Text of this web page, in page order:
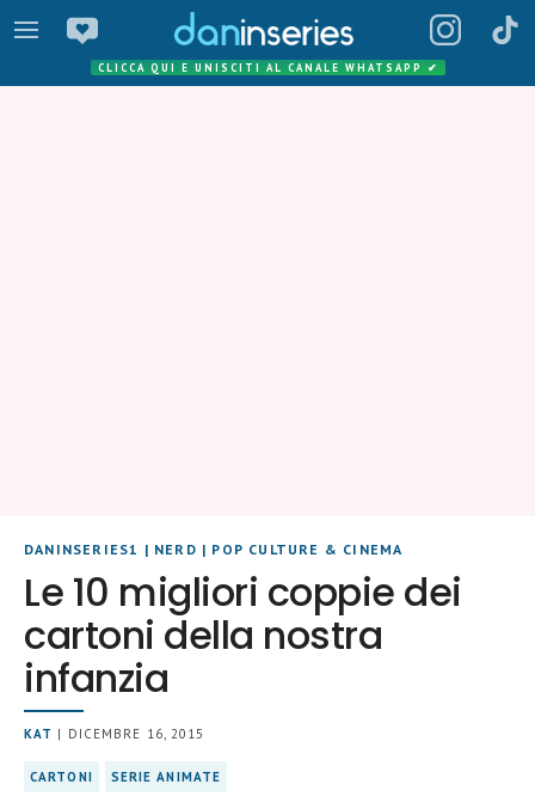
CLICCA QUI E UNISCITI AL CANALE WHATSAPP ✔
DANINSERIES1 | NERD | POP CULTURE & CINEMA
Le 10 migliori coppie dei
cartoni della nostra
infanzia
KAT | DICEMBRE 16, 2015
CARTONI SERIE ANIMATE